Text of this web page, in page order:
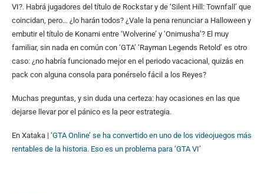
VI?. Habrá jugadores del título de Rockstar y de ‘Silent Hill: Townfall’ que
coincidan, pero… ¿lo harán todos? ¿Vale la pena renunciar a Halloween y
embutir el título de Konami entre ‘Wolverine’ y ‘Onimusha’? El muy
familiar, sin nada en común con ‘GTA’ ‘Rayman Legends Retold’ es otro
caso: ¿no habría funcionado mejor en el periodo vacacional, quizás en
pack con alguna consola para ponérselo fácil a los Reyes?
Muchas preguntas, y sin duda una certeza: hay ocasiones en las que
dejarse llevar por el pánico es la peor estrategia.
En Xataka | ‘GTA Online’ se ha convertido en uno de los videojuegos más
rentables de la historia. Eso es un problema para ‘GTA VI’